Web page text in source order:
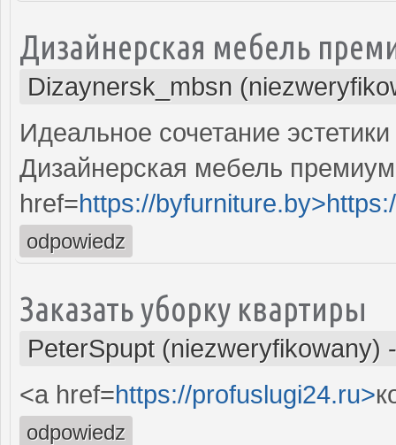
Дизайнерская мебель
Dizaynersk_mbsn
Идеальное сочетание
Дизайнерская мебель
href=https://
odpowiedz
Заказать уборку квартиры
PeterSpupt (niezweryfikowany)
<a href=https://profuslugi24.ru>
odpowiedz